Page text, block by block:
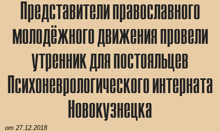
Представители православного
молодёжного движения провели
утренник для постояльцев
Психоневрологического интерната
Новокузнецка
от 27.12.2018